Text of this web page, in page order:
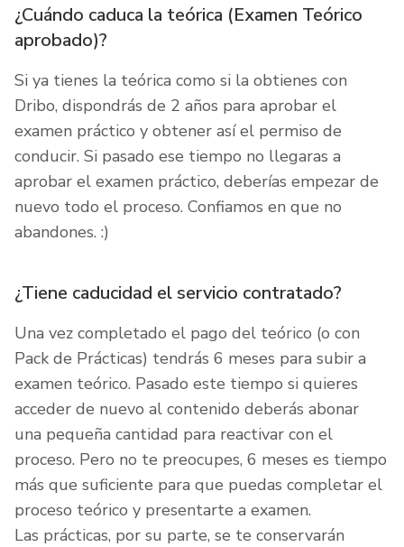
¿Cuándo caduca la teórica (Examen Teórico
aprobado)?
Si ya tienes la teórica como si la obtienes con
Dribo, dispondrás de 2 años para aprobar el
examen práctico y obtener así el permiso de
conducir. Si pasado ese tiempo no llegaras a
aprobar el examen práctico, deberías empezar de
nuevo todo el proceso. Confiamos en que no
abandones. :)
¿Tiene caducidad el servicio contratado?
Una vez completado el pago del teórico (o con
Pack de Prácticas) tendrás 6 meses para subir a
examen teórico. Pasado este tiempo si quieres
acceder de nuevo al contenido deberás abonar
una pequeña cantidad para reactivar con el
proceso. Pero no te preocupes, 6 meses es tiempo
más que suficiente para que puedas completar el
proceso teórico y presentarte a examen.
Las prácticas, por su parte, se te conservarán